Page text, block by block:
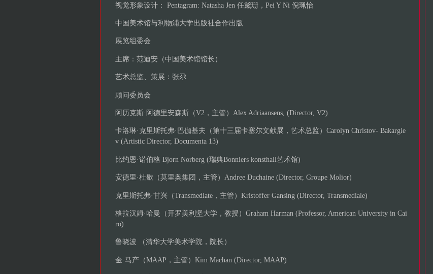
视觉形象设计： Pentagram: Natasha Jen 任黛珊，Pei Y Ni 倪珮怡
中国美术馆与利物浦大学出版社合作出版
展览组委会
主席：范迪安（中国美术馆馆长）
艺术总监、策展：张尕
顾问委员会
阿历克斯·阿德里安森斯（V2，主管）Alex Adriaansens, (Director, V2)
卡洛琳·克里斯托弗·巴伽基夫（第十三届卡塞尔文献展，艺术总监）Carolyn Christov- Bakargie
v (Artistic Director, Documenta 13)
比约恩·诺伯格 Bjorn Norberg (瑞典Bonniers konsthall艺术馆)
安德里·杜歇（莫里奥集团，主管）Andree Duchaine (Director, Groupe Molior)
克里斯托弗·甘兴（Transmediate，主管）Kristoffer Gansing (Director, Transmediale)
格拉汉姆·哈曼（开罗美利坚大学，教授）Graham Harman (Professor, American University in Cai
ro)
鲁晓波 （清华大学美术学院，院长）
金·马产（MAAP，主管）Kim Machan (Director, MAAP)